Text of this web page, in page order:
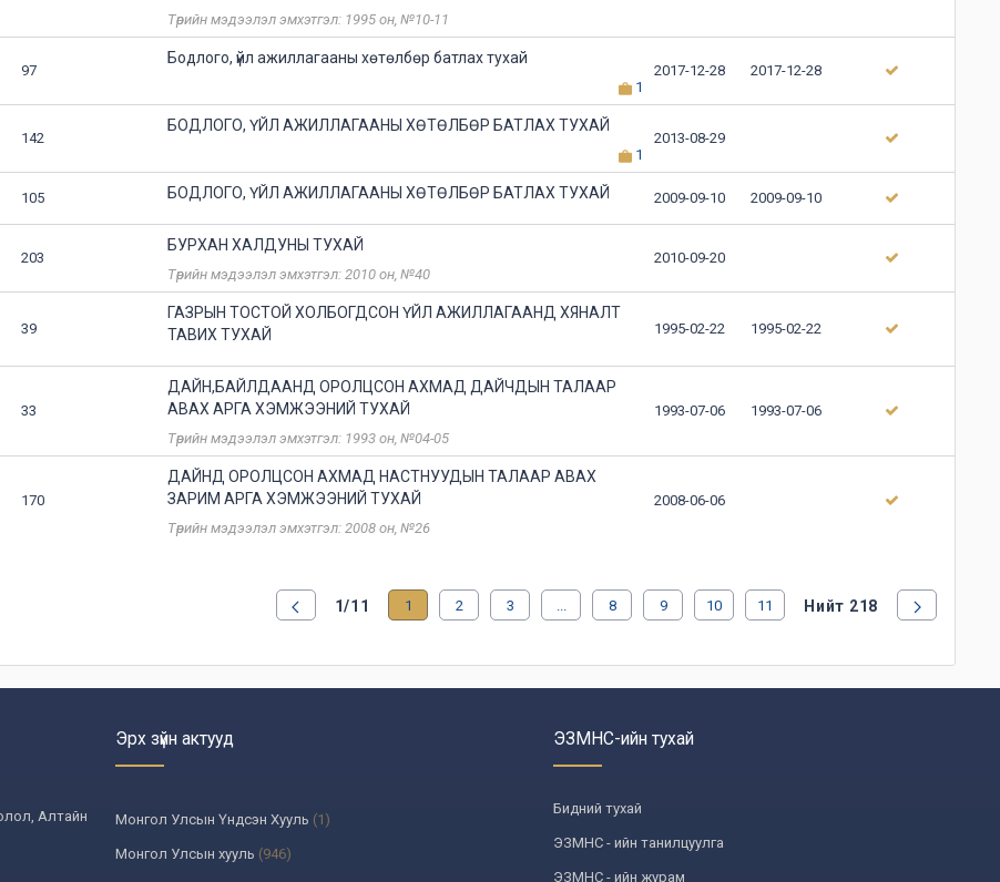
Төрийн мэдээлэл эмхэтгэл: 1995 он, №10-11
97
Бодлого, үйл ажиллагааны хөтөлбөр батлах тухай
1
2017-12-28 2017-12-28
142
БОДЛОГО, ҮЙЛ АЖИЛЛАГААНЫ ХӨТӨЛБӨР БАТЛАХ ТУХАЙ
1
2013-08-29
105 БОДЛОГО, ҮЙЛ АЖИЛЛАГААНЫ ХӨТӨЛБӨР БАТЛАХ ТУХАЙ 2009-09-10 2009-09-10
203
БУРХАН ХАЛДУНЫ ТУХАЙ
Төрийн мэдээлэл эмхэтгэл: 2010 он, №40
2010-09-20
39
ГАЗРЫН ТОСТОЙ ХОЛБОГДСОН ҮЙЛ АЖИЛЛАГААНД ХЯНАЛТ
ТАВИХ ТУХАЙ
1995-02-22 1995-02-22
33
ДАЙН,БАЙЛДААНД ОРОЛЦСОН АХМАД ДАЙЧДЫН ТАЛААР
АВАХ АРГА ХЭМЖЭЭНИЙ ТУХАЙ
Төрийн мэдээлэл эмхэтгэл: 1993 он, №04-05
1993-07-06 1993-07-06
170
ДАЙНД ОРОЛЦСОН АХМАД НАСТНУУДЫН ТАЛААР АВАХ
ЗАРИМ АРГА ХЭМЖЭЭНИЙ ТУХАЙ
Төрийн мэдээлэл эмхэтгэл: 2008 он, №26
2008-06-06
1/11 1 2 3 ... 8 9 10 11 Нийт 218
Алтайн
Эрх зүйн актууд
Монгол Улсын Үндсэн Хууль (1)
Монгол Улсын хууль (946)
ЭЗМНС-ийн тухай
Бидний тухай
ЭЗМНС - ийн танилцуулга
ЭЗМНС - ийн журам